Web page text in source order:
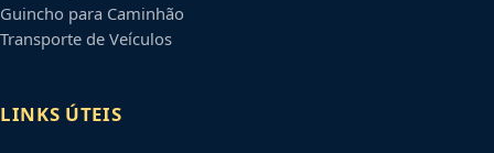
Guincho para Caminhão
Transporte de Veículos
LINKS ÚTEIS